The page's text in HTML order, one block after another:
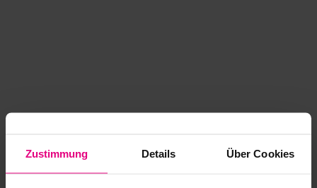
Zustimmung Details Über Cookies